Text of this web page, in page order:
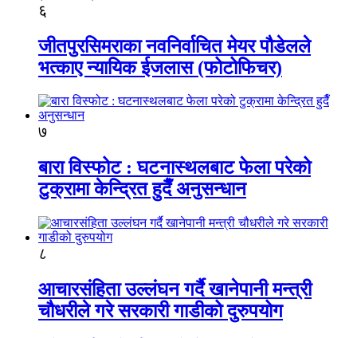
६
जीतपुरसिमराका नवनिर्वाचित मेयर पौडेलले
भत्काए न्यायिक ईजलास (फोटोफिचर)
७
बारा विस्फोट : घटनास्थलबाट फेला परेको
टुक्रामा केन्द्रित हुदैँ अनुसन्धान
८
आचारसंहिता उल्लंघन गर्दै खानेपानी मन्त्री
चौधरीले गरे सरकारी गाडीको दुरुपयोग